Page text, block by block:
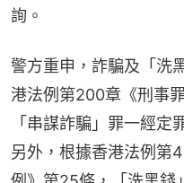
詢。
警方重申，詐騙及「洗
港法例第200章《刑事
「串謀詐騙」罪一經定
另外，根據香港法例第